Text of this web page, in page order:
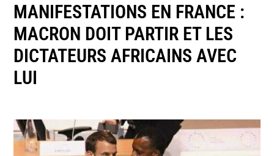
MANIFESTATIONS EN FRANCE :
MACRON DOIT PARTIR ET LES
DICTATEURS AFRICAINS AVEC
LUI